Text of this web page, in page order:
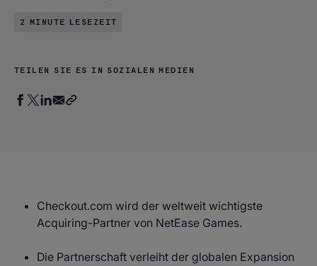
2 MINUTE LESEZEIT
TEILEN SIE ES IN SOZIALEN MEDIEN
Checkout.com wird der weltweit wichtigste
Acquiring-Partner von NetEase Games.
Die Partnerschaft verleiht der globalen Expansion